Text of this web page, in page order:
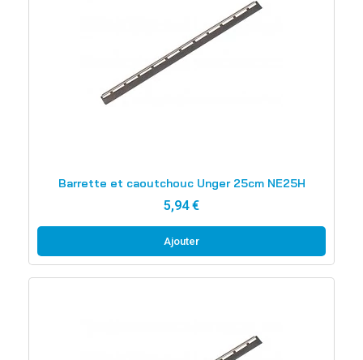
Barrette et caoutchouc Unger 25cm NE25H
5,94 €
Ajouter